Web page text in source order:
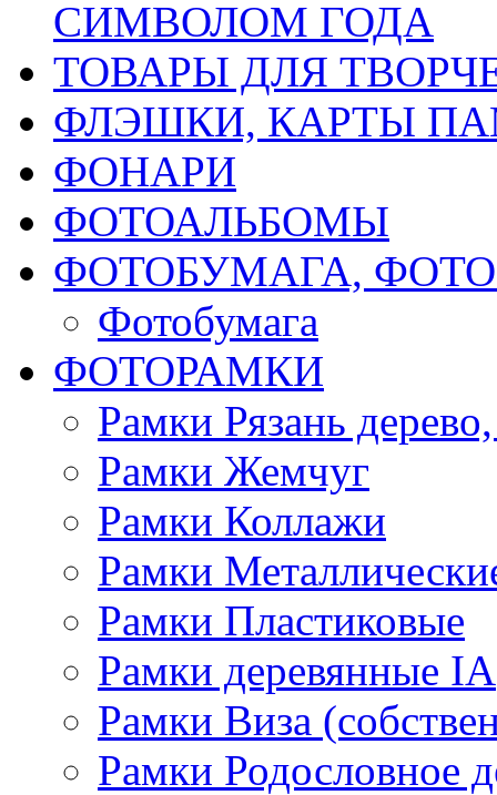
СИМВОЛОМ ГОДА
ТОВАРЫ ДЛЯ
ФЛЭШКИ, КАРТЫ
ФОНАРИ
ФОТОАЛЬБОМЫ
ФОТОБУМАГА,
Фотобумага
ФОТОРАМКИ
Рамки Рязань
Рамки Жемчуг
Рамки Коллажи
Рамки
Рамки Пластиковые
Рамки деревянные IA
Рамки Виза
Рамки Родословное